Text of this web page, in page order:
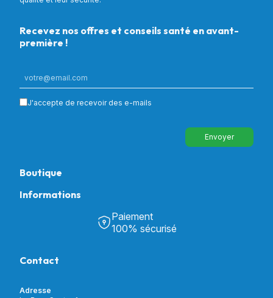
Recevez nos offres et conseils santé en avant-
première !
J'accepte de recevoir des e-mails
Envoyer
Boutique
Puériculture
Incontinence
Informations
Découvrir Univers Santé
Notre catalogue
Mon compte
Paiement
100% sécurisé
Contact
Adresse